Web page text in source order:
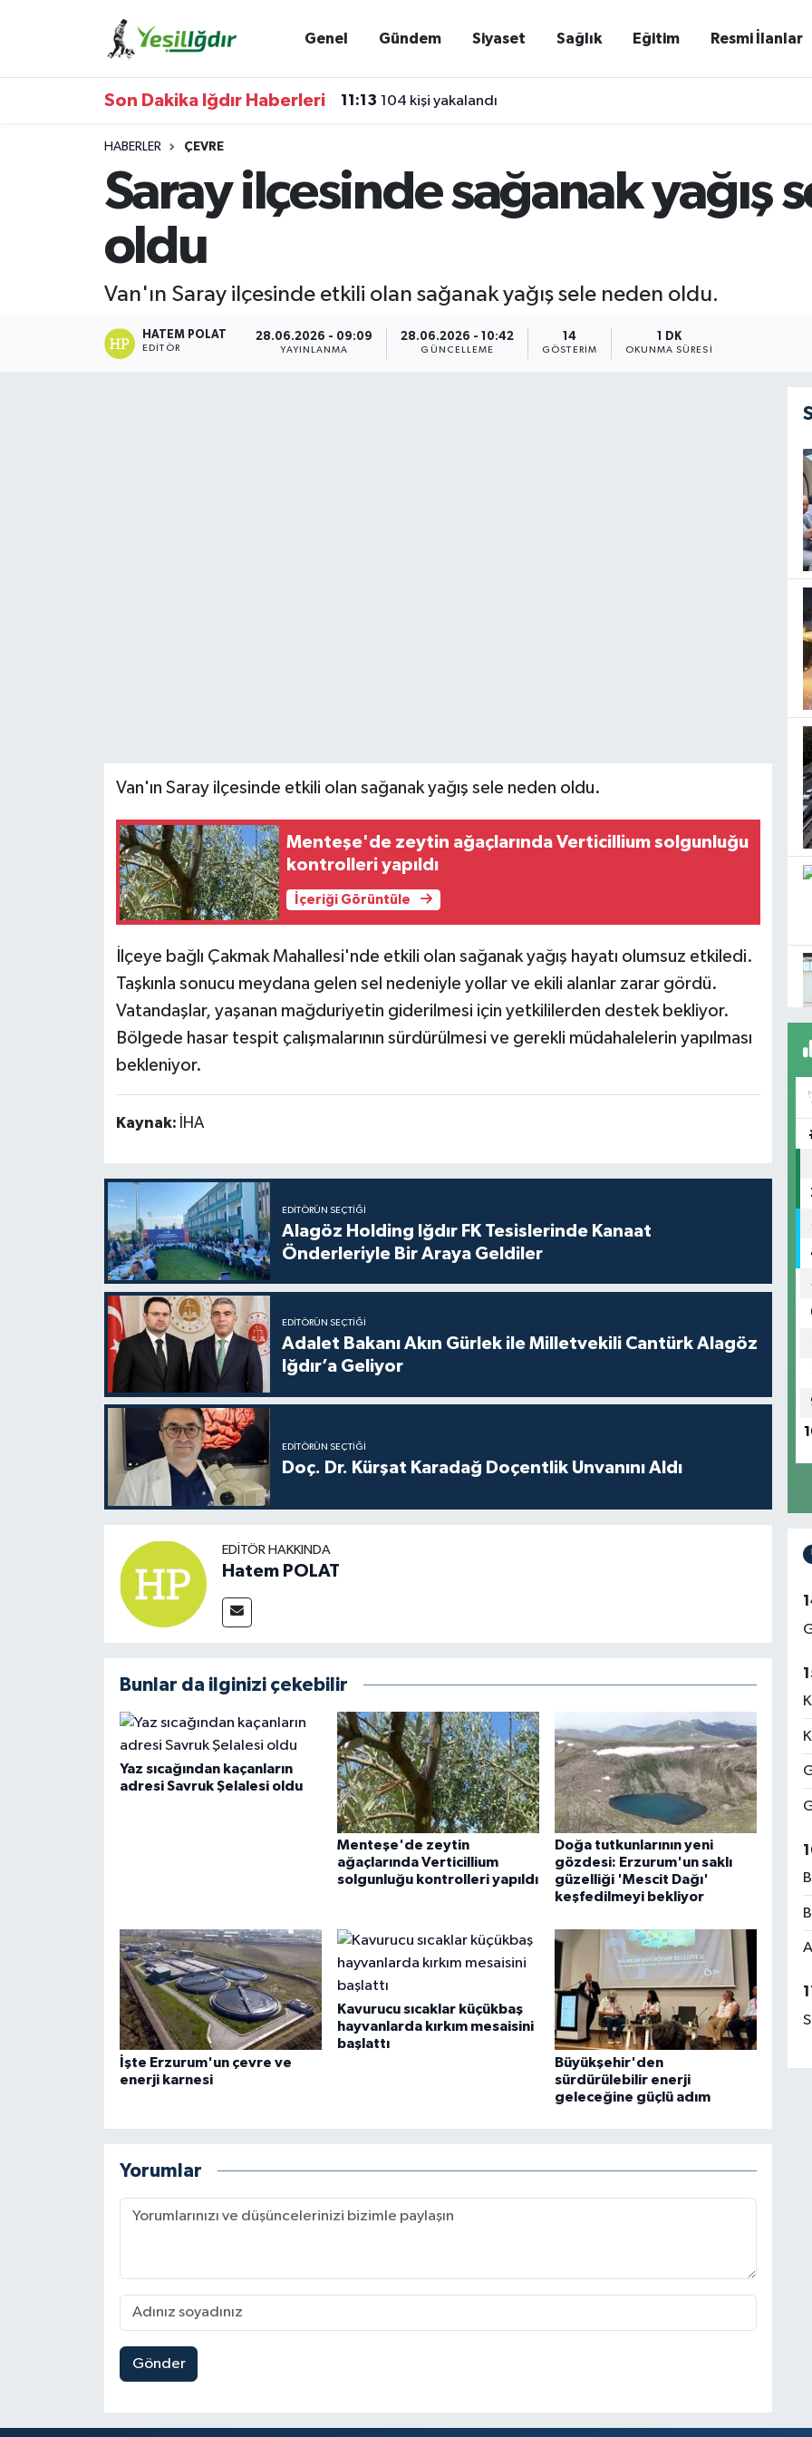
Genel Gündem Siyaset Sağlık Eğitim Resmi İlanlar
Son Dakika Iğdır Haberleri 11:13 104 kişi yakalandı
HABERLER ÇEVRE
Saray ilçesinde sağanak yağış
oldu
Van'ın Saray ilçesinde etkili olan sağanak yağış sele neden oldu.
HATEM POLAT
EDITÖR
28.06.2026 - 09:09
YAYINLANMA
28.06.2026 - 10:42
GÜNCELLEME
14
GÖSTERIM
1 DK
OKUNMA SÜRESI
Van'ın Saray ilçesinde etkili olan sağanak yağış sele neden oldu.
Menteşe'de zeytin ağaçlarında Verticillium solgunluğu
kontrolleri yapıldı
İçeriği Görüntüle
İlçeye bağlı Çakmak Mahallesi'nde etkili olan sağanak yağış hayatı olumsuz etkiledi.
Taşkınla sonucu meydana gelen sel nedeniyle yollar ve ekili alanlar zarar gördü.
Vatandaşlar, yaşanan mağduriyetin giderilmesi için yetkililerden destek bekliyor.
Bölgede hasar tespit çalışmalarının sürdürülmesi ve gerekli müdahalelerin yapılması
bekleniyor.
Kaynak: İHA
EDITÖRÜN SEÇTIĞI
Alagöz Holding Iğdır FK Tesislerinde Kanaat
Önderleriyle Bir Araya Geldiler
EDITÖRÜN SEÇTIĞI
Adalet Bakanı Akın Gürlek ile Milletvekili Cantürk Alagöz
Iğdır’a Geliyor
EDITÖRÜN SEÇTIĞI
Doç. Dr. Kürşat Karadağ Doçentlik Unvanını Aldı
EDITÖR HAKKINDA
Hatem POLAT
Bunlar da ilginizi çekebilir
Yaz sıcağından kaçanların
adresi Savruk Şelalesi oldu
Menteşe'de zeytin
ağaçlarında Verticillium
solgunluğu kontrolleri yapıldı
Doğa tutkunlarının yeni
gözdesi: Erzurum'un saklı
güzelliği 'Mescit Dağı'
keşfedilmeyi bekliyor
İşte Erzurum'un çevre ve
enerji karnesi
Kavurucu sıcaklar küçükbaş
hayvanlarda kırkım mesaisini
başlattı
Büyükşehir'den
sürdürülebilir enerji
geleceğine güçlü adım
Yorumlar
Gönder
Iğdır Trafik Yoğunluk Haritası
Süper Lig Puan Durumu ve Fikstür
Tüm Manşetler
Son Dakika Haberleri